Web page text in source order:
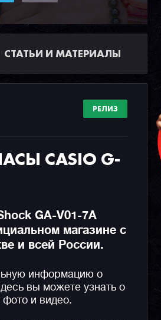
СТАТЬИ И МАТЕРИАЛЫ
РЕЛИЗ
CASIO G-
GA-V01-7A
магазине с
и всей России.
информацию о
вы можете узнать о
фото и видео.